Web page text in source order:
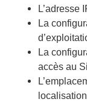
L’adresse
La
La
accès au
localisation